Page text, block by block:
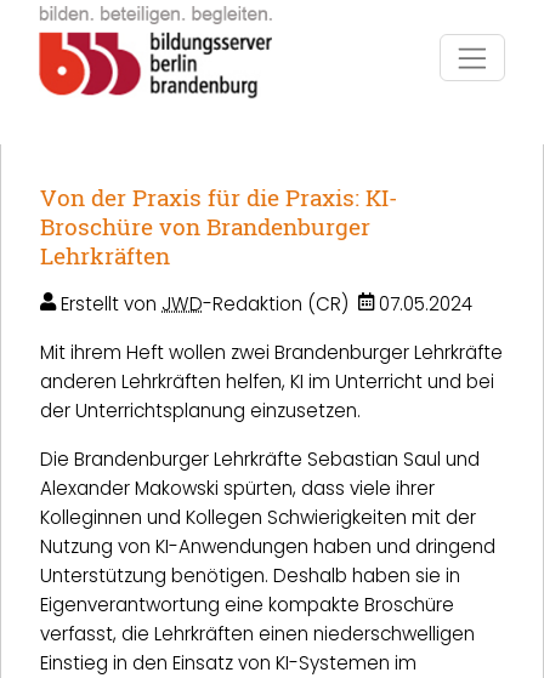
Direkt zur Hauptnavigation springen
Direkt zum Inhalt springen
Von der Praxis für die Praxis: KI-
Broschüre von Brandenburger
Lehrkräften
Erstellt von JWD-Redaktion (CR)
07.05.2024
Mit ihrem Heft wollen zwei Brandenburger Lehrkräfte
anderen Lehrkräften helfen, KI im Unterricht und bei
der Unterrichtsplanung einzusetzen.
Die Brandenburger Lehrkräfte Sebastian Saul und
Alexander Makowski spürten, dass viele ihrer
Kolleginnen und Kollegen Schwierigkeiten mit der
Nutzung von KI-Anwendungen haben und dringend
Unterstützung benötigen. Deshalb haben sie in
Eigenverantwortung eine kompakte Broschüre
verfasst, die Lehrkräften einen niederschwelligen
Einstieg in den Einsatz von KI-Systemen im